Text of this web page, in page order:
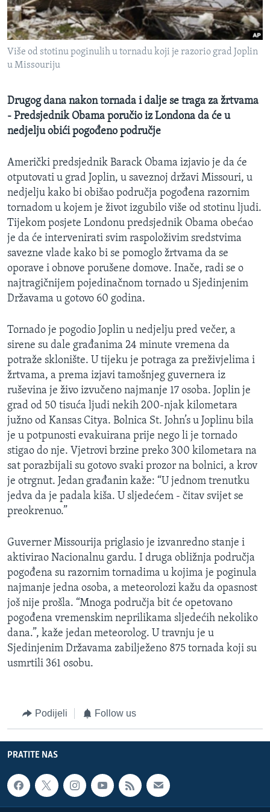
MAGAZIN
O GLASU AMERIKE
Learning English
PRATITE NAS
Jezici
Više od stotinu poginulih u tornadu koji je razorio grad Joplin
u Missouriju
Drugog dana nakon tornada i dalje se traga za žrtvama
- Predsjednik Obama poručio iz Londona da će u
nedjelju obići pogođeno područje
Američki predsjednik Barack Obama izjavio je da će
otputovati u grad Joplin, u saveznoj državi Missouri, u
nedjelju kako bi obišao područja pogođena razornim
tornadom u kojem je život izgubilo više od stotinu ljudi.
Tijekom posjete Londonu predsjednik Obama obećao
je da će intervenirati svim raspoloživim sredstvima
savezne vlade kako bi se pomoglo žrtvama da se
oporave i obnove porušene domove. Inače, radi se o
najtragičnijem pojedinačnom tornado u Sjedinjenim
Državama u gotovo 60 godina.
Tornado je pogodio Joplin u nedjelju pred večer, a
sirene su dale građanima 24 minute vremena da
potraže sklonište. U tijeku je potraga za preživjelima i
žrtvama, a prema izjavi tamošnjeg guvernera iz
ruševina je živo izvučeno najmanje 17 osoba. Joplin je
grad od 50 tisuća ljudi nekih 200-njak kilometara
južno od Kansas Citya. Bolnica St. John’s u Joplinu bila
je u potpunosti evakuirana prije nego li je tornado
stigao do nje. Vjetrovi brzine preko 300 kilometara na
sat porazbijali su gotovo svaki prozor na bolnici, a krov
je otrgnut. Jedan građanin kaže: “U jednom trenutku
jedva da je padala kiša. U sljedećem - čitav svijet se
preokrenuo.”
Guverner Missourija priglasio je izvanredno stanje i
aktivirao Nacionalnu gardu. I druga obližnja područja
pogođena su razornim tornadima u kojima je poginula
najmanje jedna osoba, a meteorolozi kažu da opasnost
još nije prošla. “Mnoga područja bit će opetovano
pogođena vremenskim neprilikama sljedećih nekoliko
dana.”, kaže jedan meteorolog. U travnju je u
Sjedinjenim Državama zabilježeno 875 tornada koji su
usmrtili 361 osobu.
Podijeli Follow us
PRATITE NAS